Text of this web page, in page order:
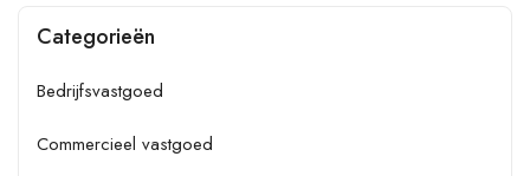
Categorieën
Bedrijfsvastgoed
Commercieel vastgoed